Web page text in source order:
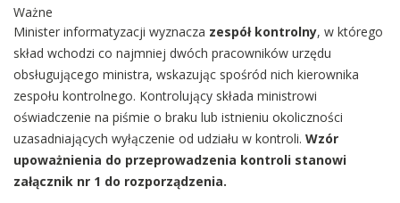
Ważne
Minister informatyzacji wyznacza zespół kontrolny, w którego
skład wchodzi co najmniej dwóch pracowników urzędu
obsługującego ministra, wskazując spośród nich kierownika
zespołu kontrolnego. Kontrolujący składa ministrowi
oświadczenie na piśmie o braku lub istnieniu okoliczności
uzasadniających wyłączenie od udziału w kontroli. Wzór
upoważnienia do przeprowadzenia kontroli stanowi
załącznik nr 1 do rozporządzenia.